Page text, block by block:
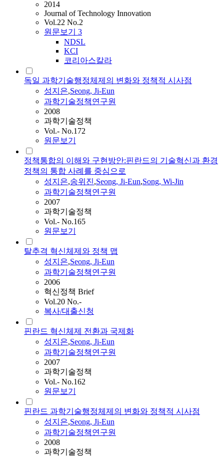
2014
Journal of Technology Innovation
Vol.22 No.2
원문보기 3
NDSL
KCI
코리아스칼라
독일 과학기술행정체제의 변화와 정책적 시사점
성지은,Seong, Ji-Eun
과학기술정책연구원
2008
과학기술정책
Vol.- No.172
원문보기
정책통합의 이해와 구현방안:핀란드의 기술혁신과 환경
정책의 통합 사례를 중심으로
성지은,송위진,Seong, Ji-Eun,Song, Wi-Jin
과학기술정책연구원
2007
과학기술정책
Vol.- No.165
원문보기
탈추격 혁신체제와 정책 맵
성지은,Seong, Ji-Eun
과학기술정책연구원
2006
혁신정책 Brief
Vol.20 No.-
복사/대출신청
핀란드 혁신체제 전환과 국제화
성지은,Seong, Ji-Eun
과학기술정책연구원
2007
과학기술정책
Vol.- No.162
원문보기
핀란드 과학기술행정체제의 변화와 정책적 시사점
성지은,Seong, Ji-Eun
과학기술정책연구원
2008
과학기술정책